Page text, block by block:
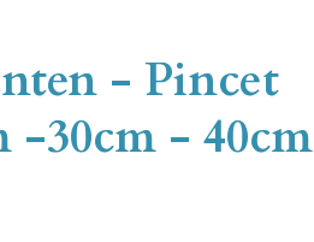
- Pincet
-30cm - 40cm